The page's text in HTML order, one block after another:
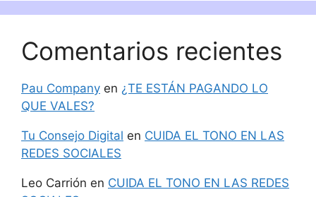
Comentarios recientes
Pau Company en ¿TE ESTÁN PAGANDO LO
QUE VALES?
Tu Consejo Digital en CUIDA EL TONO EN LAS
REDES SOCIALES
Leo Carrión en CUIDA EL TONO EN LAS REDES